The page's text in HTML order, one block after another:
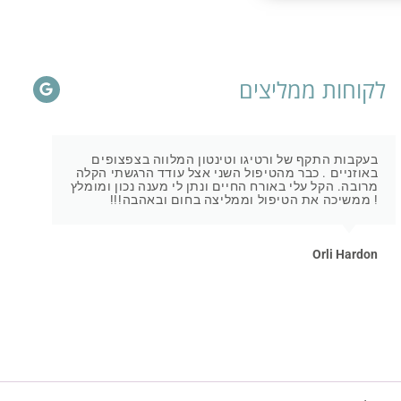
לקוחות ממליצים
בעקבות התקף של ורטיגו וטינטון המלווה בצפצופים
באוזניים . כבר מהטיפול השני אצל עודד הרגשתי הקלה
מרובה. הקל עלי באורח החיים ונתן לי מענה נכון ומומלץ
! ממשיכה את הטיפול וממליצה בחום ובאהבה!!!
Orli Hardon